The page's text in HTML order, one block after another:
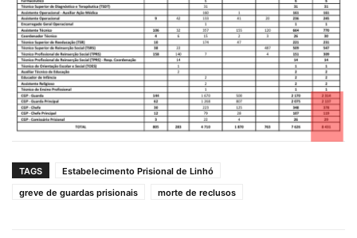
TAGS
Estabelecimento Prisional de Linhó
greve de guardas prisionais
morte de reclusos